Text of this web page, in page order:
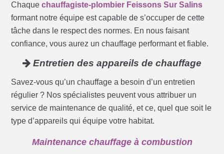
Chaquechauffagiste-plombier Feissons Sur Salins
formant notre équipe est capable de s’occuper de cette
tâche dans le respect des normes. En nous faisant
confiance, vous aurez un chauffage performant et fiable.
Entretien des appareils de chauffage
Savez-vous qu’un chauffage a besoin d’un entretien
régulier ? Nos spécialistes peuvent vous attribuer un
service de maintenance de qualité, et ce, quel que soit le
type d’appareils qui équipe votre habitat.
Maintenance chauffage à combustion